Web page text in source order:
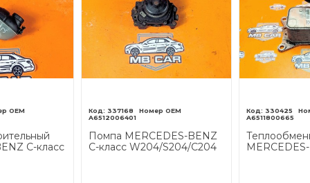
C-класс
337168
A6512006401
Помпа MERCEDES-BENZ
C-класс W204/S204/С204
330425
A6511800665